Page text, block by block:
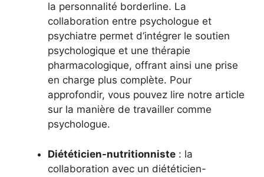
la personnalité borderline. La
collaboration entre psychologue et
psychiatre permet d’intégrer le soutien
psychologique et une thérapie
pharmacologique, offrant ainsi une prise
en charge plus complète. Pour
approfondir, vous pouvez lire notre article
sur la manière de travailler comme
psychologue.
Diététicien-nutritionniste : la
collaboration avec un diététicien-